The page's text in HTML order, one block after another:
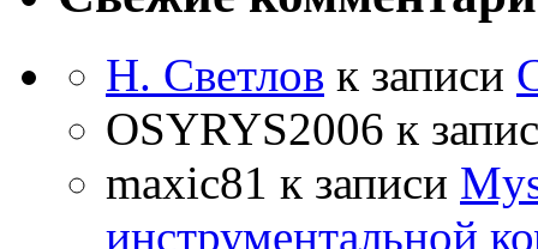
Н. Светлов к записи
OSYRYS2006 к
maxic81 к записи
инструментальной